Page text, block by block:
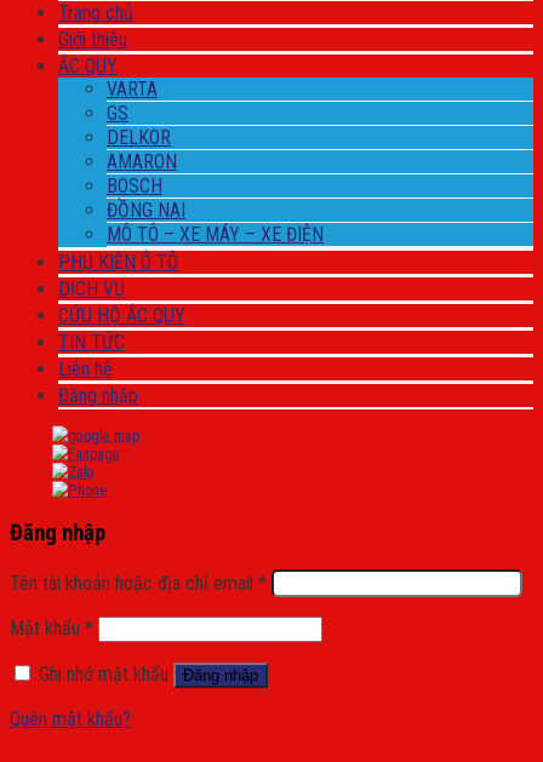
Trang chủ
Giới thiệu
ẮC QUY
VARTA
GS
DELKOR
AMARON
BOSCH
ĐỒNG NAI
MÔ TÔ – XE MÁY – XE ĐIỆN
PHỤ KIỆN Ô TÔ
DỊCH VỤ
CỨU HỘ ẮC QUY
TIN TỨC
Liên hệ
Đăng nhập
Đăng nhập
Tên tài khoản hoặc địa chỉ email *
Mật khẩu *
Ghi nhớ mật khẩu
Đăng nhập
Quên mật khẩu?